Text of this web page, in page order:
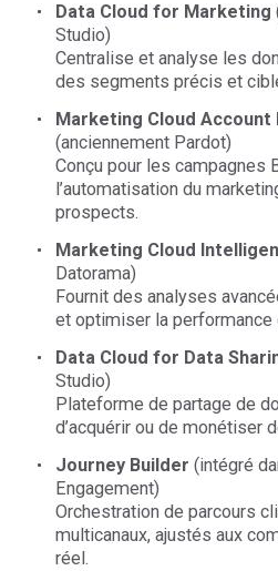
Data Cloud for Marketing
Studio)
Centralise et analyse les
des segments précis et
Marketing Cloud Account
(anciennement Pardot)
Conçu pour les campagnes
l’automatisation du
prospects.
Marketing Cloud
Datorama)
Fournit des analyses
et optimiser la performance
Data Cloud for Data
Studio)
Plateforme de partage de
d’acquérir ou de monétiser
Journey Builder (intégré
Engagement)
Orchestration de parcours
multicanaux, ajustés aux
réel.